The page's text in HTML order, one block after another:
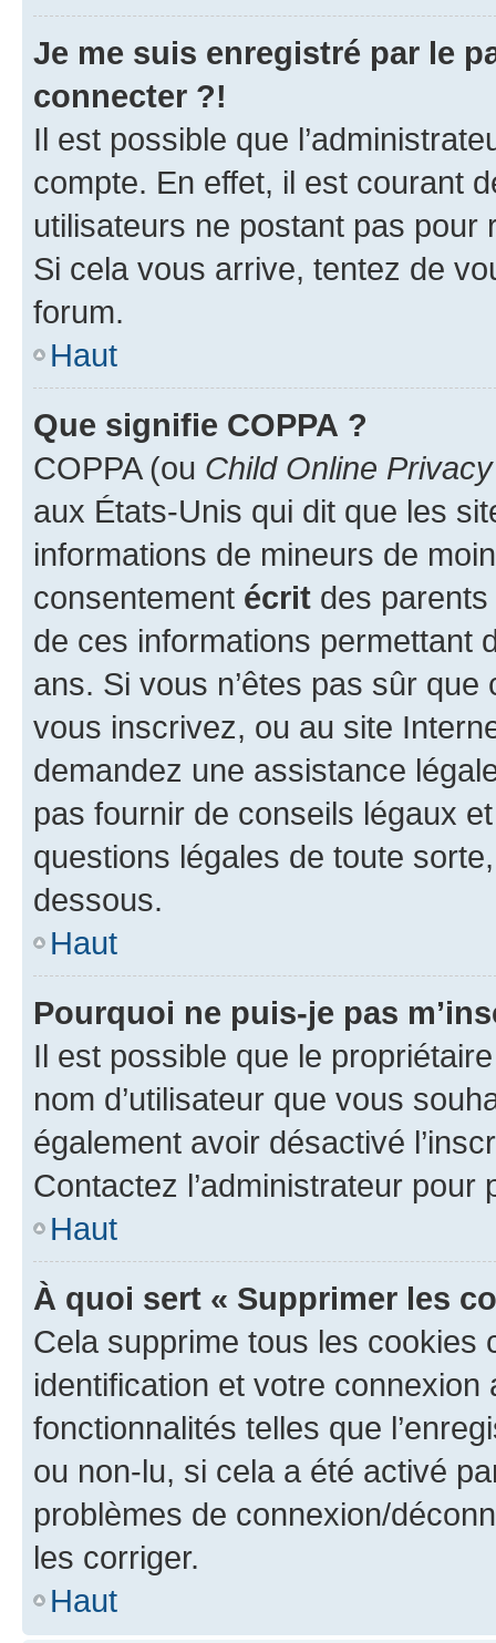
Je me suis enregistré par le
connecter ?!
Il est possible que
compte. En effet, il est courant
utilisateurs ne postant pas pour
Si cela vous arrive, tentez de
forum.
Haut
Que signifie COPPA ?
COPPA (ou Child Online
aux États-Unis qui dit que les
informations de mineurs de
consentement écrit des parents
de ces informations permettant
ans. Si vous n’êtes pas sûr
vous inscrivez, ou au site
demandez une assistance
pas fournir de conseils légaux
questions légales de toute
dessous.
Haut
Pourquoi ne puis-je pas
Il est possible que le
nom d’utilisateur que vous
également avoir désactivé
Contactez l’administrateur
Haut
À quoi sert « Supprimer les
Cela supprime tous les cookies
identification et votre
fonctionnalités telles que
ou non-lu, si cela a été activé
problèmes de connexion/
les corriger.
Haut